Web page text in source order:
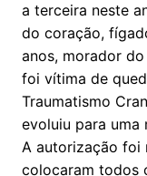
a terceira neste
do coração,
anos, morador do
foi vítima de
Traumatismo
evoluiu para uma
A autorização foi
colocaram todos